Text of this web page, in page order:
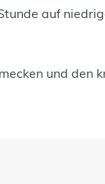
auf
und den